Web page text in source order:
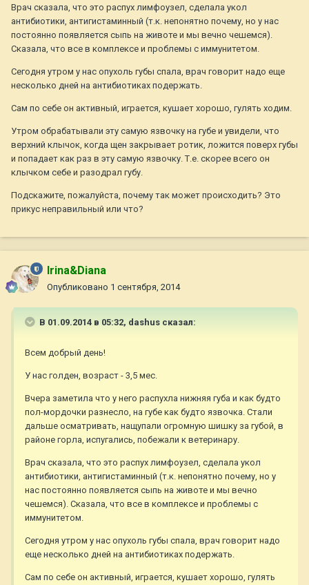
Врач сказала, что это распух лимфоузел, сделала укол
антибиотики, антигистаминный (т.к. непонятно почему, но у нас
постоянно появляется сыпь на животе и мы вечно чешемся).
Сказала, что все в комплексе и проблемы с иммунитетом.
Сегодня утром у нас опухоль губы спала, врач говорит надо еще
несколько дней на антибиотиках подержать.
Сам по себе он активный, играется, кушает хорошо, гулять ходим.
Утром обрабатывали эту самую язвочку на губе и увидели, что
верхний клычок, когда щен закрывает ротик, ложится поверх губы
и попадает как раз в эту самую язвочку. Т.е. скорее всего он
клычком себе и разодрал губу.
Подскажите, пожалуйста, почему так может происходить? Это
прикус неправильный или что?
Irina&Diana
Опубликовано 1 сентября, 2014
В 01.09.2014 в 05:32, dashus сказал:
Всем добрый день!
У нас голден, возраст - 3,5 мес.
Вчера заметила что у него распухла нижняя губа и как будто
пол-мордочки разнесло, на губе как будто язвочка. Стали
дальше осматривать, нащупали огромную шишку за губой, в
районе горла, испугались, побежали к ветеринару.
Врач сказала, что это распух лимфоузел, сделала укол
антибиотики, антигистаминный (т.к. непонятно почему, но у
нас постоянно появляется сыпь на животе и мы вечно
чешемся). Сказала, что все в комплексе и проблемы с
иммунитетом.
Сегодня утром у нас опухоль губы спала, врач говорит надо
еще несколько дней на антибиотиках подержать.
Сам по себе он активный, играется, кушает хорошо, гулять